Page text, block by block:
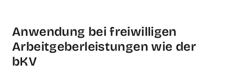
Anwendung bei freiwilligen
Arbeitgeberleistungen wie der
bKV